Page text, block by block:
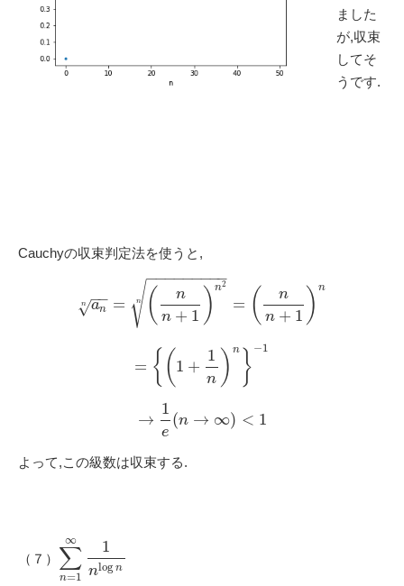
ました
が,収束
してそ
うです.
Cauchyの収束判定法を使うと,
an
−−
√
n = (
n
n + 1 ) n2
− −
−−−−−−−
√
n = (
n
n + 1 ) n
= { ( 1 +
1
n ) n }−1
→
1
e
(n → ∞) < 1
よって,この級数は収束する.
（７） ∑
n=1
∞ 1
nlog n